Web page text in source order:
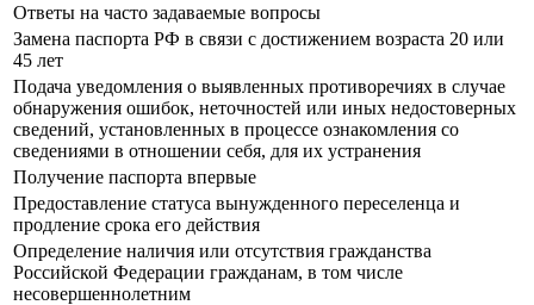
Ответы на часто задаваемые вопросы
Замена паспорта РФ в связи с достижением возраста 20 или
45 лет
Подача уведомления о выявленных противоречиях в случае
обнаружения ошибок, неточностей или иных недостоверных
сведений, установленных в процессе ознакомления со
сведениями в отношении себя, для их устранения
Получение паспорта впервые
Предоставление статуса вынужденного переселенца и
продление срока его действия
Определение наличия или отсутствия гражданства
Российской Федерации гражданам, в том числе
несовершеннолетним